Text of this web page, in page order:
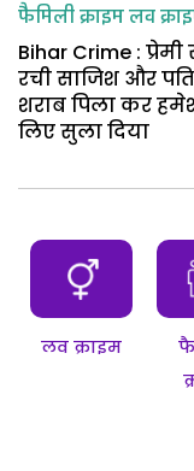
फैमिली क्राइमलव
Bihar Crime :
रची साजिश और
शराब पिला कर
लिए सुला दिया
लव क्राइम